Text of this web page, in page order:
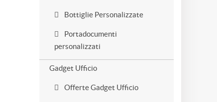
Bottiglie Personalizzate
Portadocumenti
personalizzati
Gadget Ufficio
Offerte Gadget Ufficio